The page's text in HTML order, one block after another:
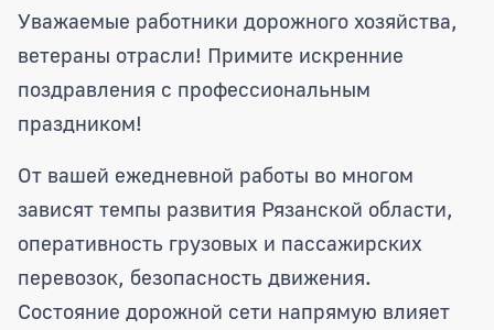
Поздравление Председателя
Уважаемые работники дорожного хозяйства,
ветераны отрасли! Примите искренние
поздравления с профессиональным
праздником!
От вашей ежедневной работы во многом
зависят темпы развития Рязанской области,
оперативность грузовых и пассажирских
перевозок, безопасность движения.
Состояние дорожной сети напрямую влияет